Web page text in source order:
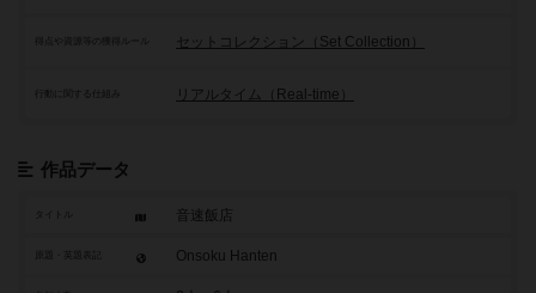
セットコレクション（Set Collection）
行動に関する仕組み リアルタイム（Real-time）
作品データ
タイトル 音速飯店
Onsoku Hanten